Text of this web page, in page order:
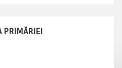
PRIMĂRIEI